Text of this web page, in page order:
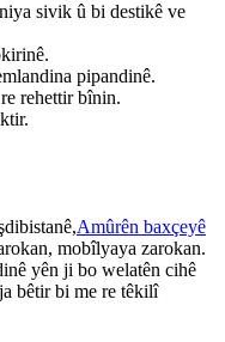
sivik û bi destikê ve
pipandinê.
rehettir bînin.
Amûrên baxçeyê
mobîlyaya zarokan.
yên ji bo welatên cihê
bêtir bi me re têkilî